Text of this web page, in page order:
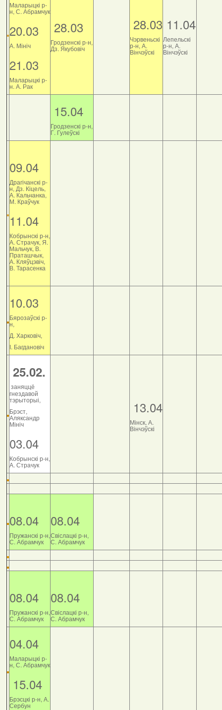
Маларыцкі р-
н, С. Абрамчук
20.03
А. Мініч
21.03
Маларыцкі р-
н. А. Рак
28.03
Гродзенскі р-н,
Дз. Якубовіч
28.03
Чэрвеньскі
р-н, А.
Вінчэўскі
11.04
Лепельскі
р-н, А.
Вінчэўскі
15.04
Гродзенскі р-н,
Г. Гулеўскі
09.04
Драгічанскі р-
н, Дз. Кіцель,
А. Кальчанка,
М. Краўчук
11.04
Кобрынскі р-н,
А. Страчук, Я.
Мальчук, В.
Праташчык,
А. Кляўцэвіч,
В. Тарасенка
10.03
Бярозаўскі р-
н,
Д. Харковіч,
І. Багдановіч
25.02.
заняццё
гнездавой
тэрыторыі,
Брэст,
Аляксандр
Мініч
03.04
Кобрынскі р-н,
А. Страчук
13.04
Мінск, А.
Вінчэўскі
08.04
Пружанскі р-н,
С. Абрамчук
08.04
Свіслацкі р-н,
С. Абрамчук
08.04
Пружанскі р-н,
С. Абрамчук
08.04
Свіслацкі р-н,
С. Абрамчук
04.04
Маларыцкі р-
н, С. Абрамчук
15.04
Брэсцкі р-н, А.
Сербун